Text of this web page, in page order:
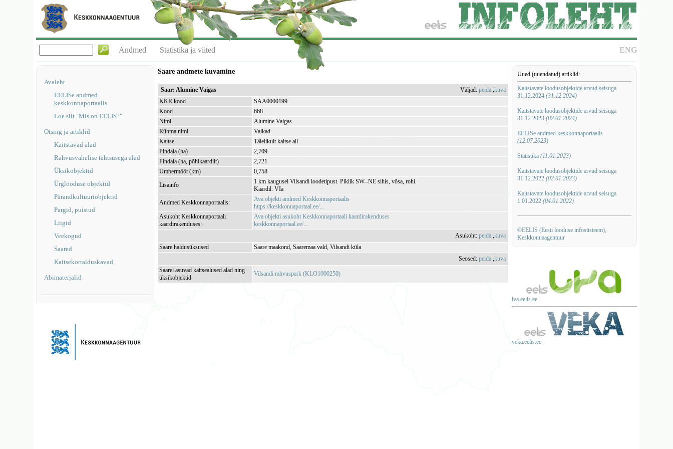
ENG
Andmed Statistika ja viited
Avaleht
EELISe andmed
keskkonnaportaalis
Loe siit "Mis on EELIS?"
Otsing ja artiklid
Kaitstavad alad
Rahvusvahelise tähtsusega alad
Üksikobjektid
Ürglooduse objektid
Pärandkultuuriobjektid
Pargid, puistud
Liigid
Veekogud
Saared
Kaitsekorralduskavad
Abimaterjalid
Uued (uuendatud) artiklid:
Kaitstavate loodusobjektide arvud seisuga
31.12.2024 (31.12.2024)
Kaitstavate loodusobjektide arvud seisuga
31.12.2023 (02.01.2024)
EELISe andmed keskkonnaportaalis
(12.07.2023)
Statistika (11.01.2023)
Kaitstavate loodusobjektide arvud seisuga
31.12.2022 (02.01.2023)
Kaitstavate loodusobjektide arvud seisuga
1.01.2022 (04.01.2022)
©EELIS (Eesti looduse infosüsteem),
Keskkonnaagentuur
lva.eelis.ee
veka.eelis.ee
Saare andmete kuvamine
Saar: Alumine Vaigas Väljad:peida ,kuva
KKR kood
SAA0000199
Kood
668
Nimi
Alumine Vaigas
Rühma nimi
Vaikad
Kaitse
Täielikult kaitse all
Pindala (ha)
2,709
Pindala (ha, põhikaardilt)
2,721
Ümbermõõt (km)
0,758
Lisainfo
1 km kaugusel Vilsandi loodetipust. Piklik SW--NE sihis, võsa, rohi.
Kaardil: VIa
Andmed Keskkonnaportaalis:
Ava objekti andmed Keskkonnaportaalis
https://keskkonnaportaal.ee/...
Asukoht Keskkonnaportaali
kaardirakenduses:
Ava objekti asukoht Keskkonnaportaali kaardirakenduses
keskkonnaportaal.ee/...
Asukoht:peida ,kuva
Saare haldusüksused
Saare maakond, Saaremaa vald, Vilsandi küla
Seosed:peida ,kuva
Saarel asuvad kaitsealused alad ning
üksikobjektid
Vilsandi rahvuspark (KLO1000250)